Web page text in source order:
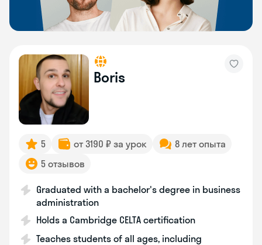
Boris
5 от 3190 ₽ за урок
8 лет опыта
5 отзывов
Graduated with a bachelor's degree in business
administration
Holds a Cambridge CELTA certification
Teaches students of all ages, including